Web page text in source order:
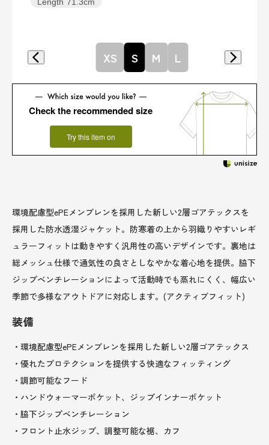
Length 71.3cm
XS S M L
Check the recommended size
Try this item on
環境配慮型ePEメンブレンを採用した新しい2層ゴアテックスを
採用した防水透湿ジャケット。防寒着の上から羽織りやすいレギ
ュラーフィットは動きやすく汎用性の高いデザインです。裏地は
総メッシュ仕様で通気性の良さとしなやかな着心地を提供。脇下
ジップベンチレーションによって活動時でも蒸れにくく、幅広い
季節で多様なアウトドアに対応します。(アクティブフィット)
装備
・環境配慮型ePEメンブレンを採用した新しい2層ゴアテックス
・優れたプロテクションを提供する快適なフィッティング
・調節可能なフード
・ハンドウォーマーポケット、ジップインナーポケット
・脇下ジップベンチレーション
・フロント止水ジップ、調整可能な裾、カフ